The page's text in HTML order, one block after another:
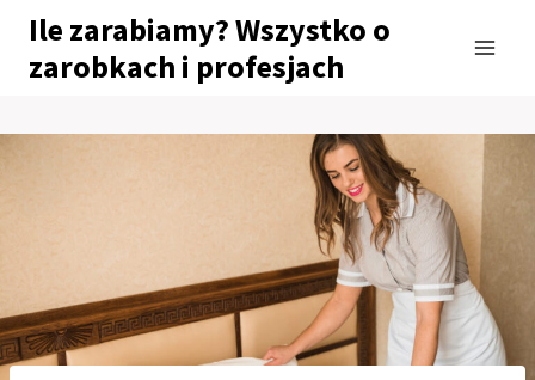
Przejdź
treści
Ile zarabiamy? Wszystko o
zarobkach i profesjach